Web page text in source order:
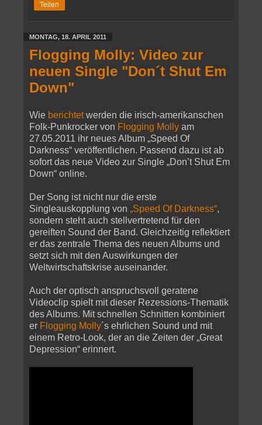
Teilen
MONTAG, 18. APRIL 2011
Flogging Molly: Video zur
neuen Single "Don´t Shut Em
Down"
Wie berichtetwerden die irisch-amerikanschen
Folk-Punkrocker von Flogging Molly am
27.05.2011 ihr neues Album „Speed Of
Darkness“ veröffentlichen. Passend dazu ist ab
sofort das neue Video zur Single „Don’t Shut Em
Down“ online.
Der Song ist nicht nur die erste
Singleauskopplung von „Speed Of Darkness“,
sondern steht auch stellvertretend für den
gereiften Sound der Band. Gleichzeitig reflektiert
er das zentrale Thema des neuen Albums und
setzt sich mit den Auswirkungen der
Weltwirtschaftskrise auseinander.
Auch der optisch anspruchsvoll geratene
Videoclip spielt mit dieser Rezessions-Thematik
des Albums. Mit schnellen Schnitten kombiniert
er Flogging Molly´s ehrlichen Sound und mit
einem Retro-Look, der an die Zeiten der „Great
Depression“ erinnert.